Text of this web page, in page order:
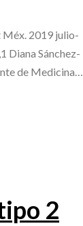
2019 julio-
Diana Sánchez-
de Medicina…
2